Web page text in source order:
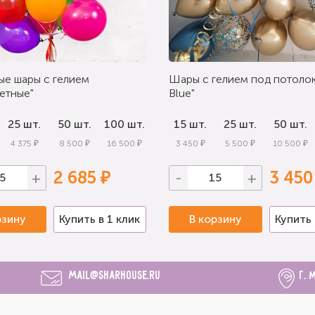
шары с гелием
25 шт.
4 375 ₽
50 шт.
8 500 ₽
100 шт.
16 500 ₽
+ 2 685 ₽
Купить в 1 клик
Шары с гелием под
Blue"
15 шт.
3 450 ₽
25 шт.
5 500 ₽
50 шт.
10 500 ₽
- + 3
В корзину Купить
mail@sharhouse.ru г.